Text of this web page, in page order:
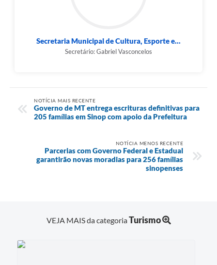
Secretaria Municipal de Cultura, Esporte e...
Secretário: Gabriel Vasconcelos
NOTÍCIA MAIS RECENTE
Governo de MT entrega escrituras definitivas para
205 famílias em Sinop com apoio da Prefeitura
NOTÍCIA MENOS RECENTE
Parcerias com Governo Federal e Estadual
garantirão novas moradias para 256 famílias
sinopenses
VEJA MAIS da categoriaTurismo